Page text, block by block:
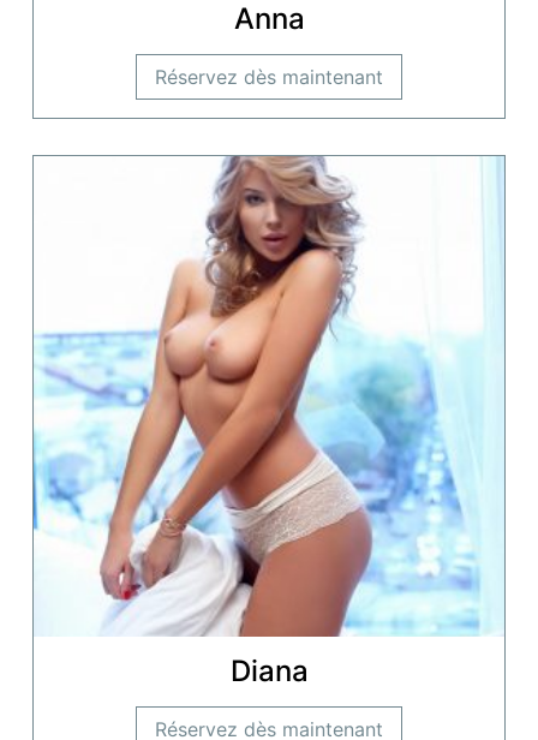
Anna
Réservez dès maintenant
Diana
Réservez dès maintenant